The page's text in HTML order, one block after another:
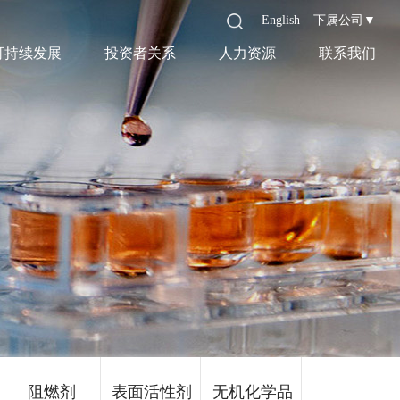
下属公司▼
English
持续发展 投资者关系 人力资源 联系我们
阻燃剂 表面活性剂 无机化学品